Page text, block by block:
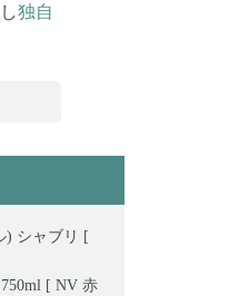
独自
) シャブリ [
[ NV 赤